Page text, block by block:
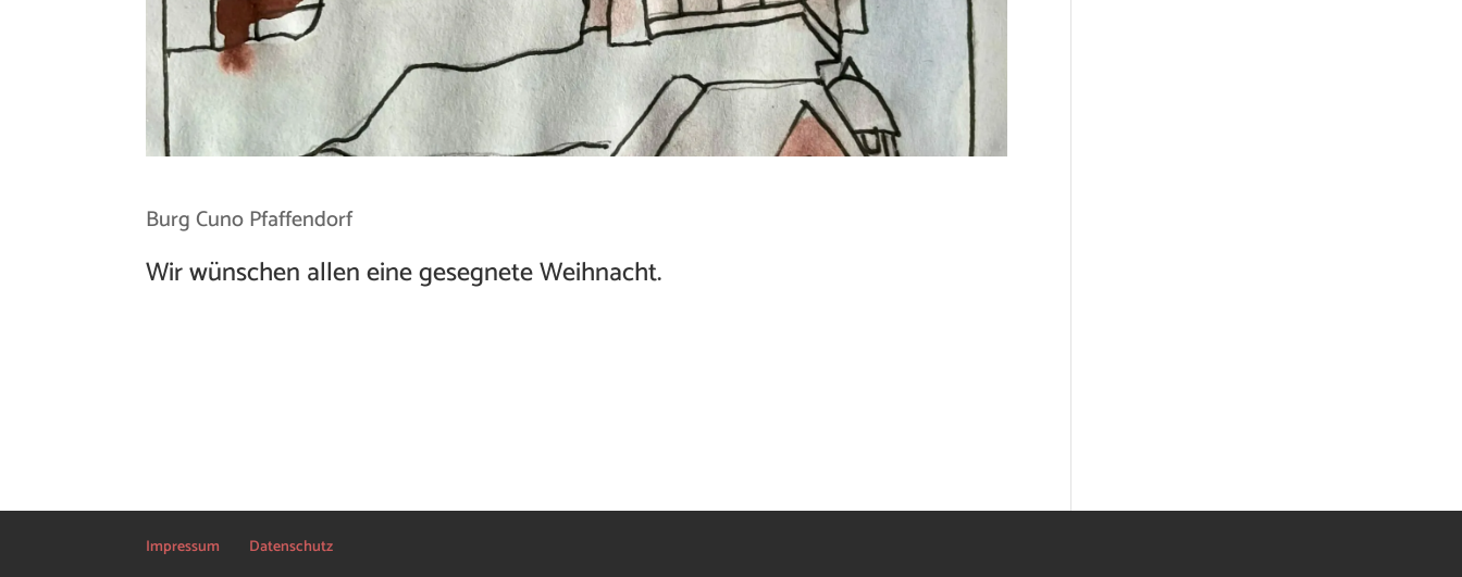
Burg Cuno Pfaffendorf
Wir wünschen allen eine gesegnete Weihnacht.
Impressum Datenschutz